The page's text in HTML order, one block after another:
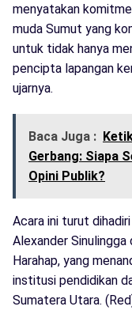
menyatakan
muda Sumut yang
untuk tidak hanya
pencipta lapangan
ujarnya.
Baca Juga :
Gerbang: Siapa
Opini Publik?
Acara ini turut
Alexander
Harahap, yang
institusi pendidikan
Sumatera Utara.